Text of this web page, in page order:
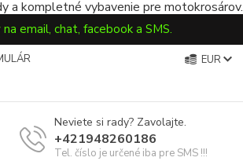
a kompletné vybavenie pre motokrosárov.
email, chat, facebook a SMS.
EUR
Neviete si rady? Zavolajte.
+421948260186
Tel. číslo je určené iba pre SMS !!!